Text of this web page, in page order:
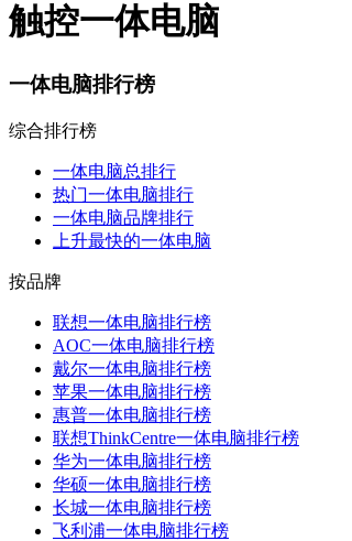
触控一体电脑
一体电脑排行榜
综合排行榜
一体电脑总排行
热门一体电脑排行
一体电脑品牌排行
上升最快的一体电脑
按品牌
联想一体电脑排行榜
AOC一体电脑排行榜
戴尔一体电脑排行榜
苹果一体电脑排行榜
惠普一体电脑排行榜
联想ThinkCentre一体电脑排行榜
华为一体电脑排行榜
华硕一体电脑排行榜
长城一体电脑排行榜
飞利浦一体电脑排行榜